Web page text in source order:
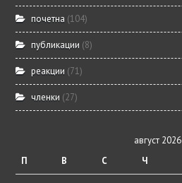
почетна (104)
публикации (8)
реакции (71)
членки (27)
август 2026
П
В С Ч